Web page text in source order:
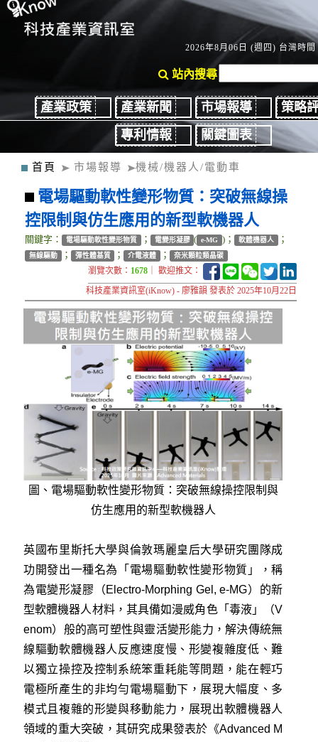
2026年8月06日 (週四) 台灣時間
站內搜尋
產業政策 產業新聞 市場報導
策略
專利情報
關鍵圖表
首頁 市場報導 機械/機器人/電動車
電場驅動軟性變形物質：突破無線操
控限制與仿生應用的新型軟機器人
關鍵字： 電場驅動軟性變形物質 ； 電變形凝膠 ( e-MG )； 軟體機器人 ；
無線驅動 ； 彈性體基質 ； 介電液體 ； 奈米顆粒類晶碳
瀏覽次數： 1678 ｜ 歡迎推文：
科技產業資訊室(iKnow) - 廖雅韻 發表於 2025年10月22日
圖、電場驅動軟性變形物質：突破無線操控限制與
仿生應用的新型軟機器人
英國布里斯托大學與倫敦瑪麗皇后大學研究團隊成
功開發出一種名為「電場驅動軟性變形物質」，稱
為電變形凝膠（Electro-Morphing Gel, e-MG）的新
型軟體機器人材料，其具備如漫威角色「毒液」（V
enom）般的高可塑性與靈活變形能力，解決傳統無
線驅動軟體機器人反應速度慢、形變複雜度低、難
以獨立操控及控制系統笨重耗能等問題，能在輕巧
電極所產生的非均勻電場驅動下，展現大幅度、多
模式且複雜的形變與移動能力，展現出軟體機器人
領域的重大突破，其研究成果發表於《Advanced M